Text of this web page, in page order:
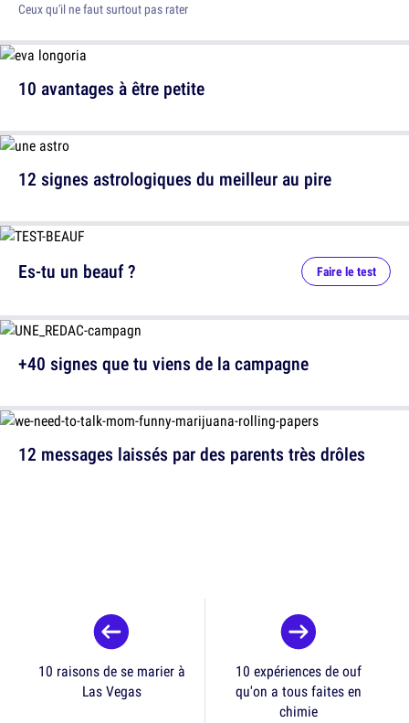
Ceux qu'il ne faut surtout pas rater
10 avantages à être petite
12 signes astrologiques du meilleur au pire
12 messages laissés par des parents très drôles
Es-tu un beauf ? Faire le test
+40 signes que tu viens de la campagne
10 raisons de se marier à
Las Vegas
10 expériences de ouf
qu'on a tous faites en
chimie